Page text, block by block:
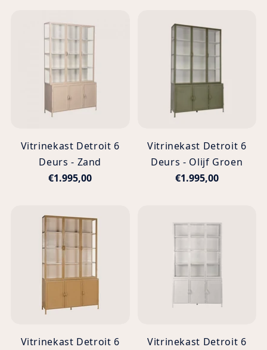
Vitrinekast Detroit 6
Deurs - Zand
€1.995,00
Vitrinekast Detroit 6
Deurs - Olijf Groen
€1.995,00
Vitrinekast Detroit 6
Vitrinekast Detroit 6